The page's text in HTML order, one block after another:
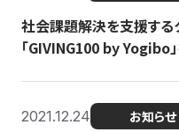
社会課題解決を支援する
「GIVING100 by Yogibo
2021.12.24 お知らせ